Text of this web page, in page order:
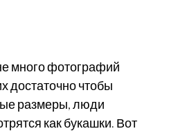
много фотографий
достаточно чтобы
размеры, люди
как букашки. Вот